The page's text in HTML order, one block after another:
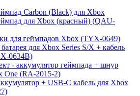
Carbon (Black) для Xbox
для Xbox (красный) (QAU-
для геймпадов Xbox (TYX-0649)
для Xbox Series S/X + кабель
0634B)
- аккумулятор геймпада + шнур
One (RA-2015-2)
+ USB-C кабель для Xbox